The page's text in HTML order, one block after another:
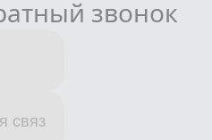
звонок